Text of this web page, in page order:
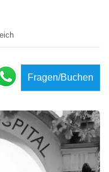
Fragen/Buchen